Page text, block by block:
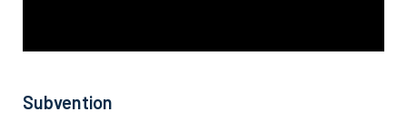
Subvention